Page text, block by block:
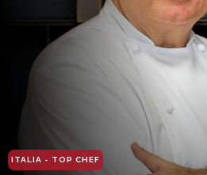
ITALIA - TOP CHEF